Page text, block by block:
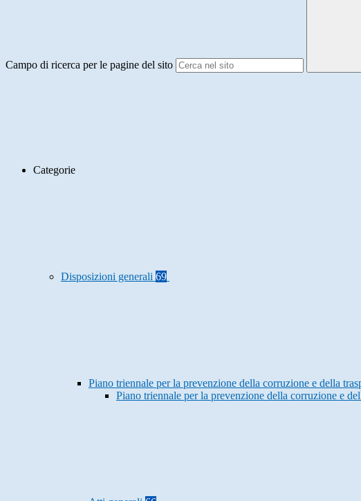
Campo di ricerca per le pagine del sito
Categorie
Disposizioni generali 69
Piano triennale per la prevenzione della corruzione e della
Piano triennale per la prevenzione della corruzione e